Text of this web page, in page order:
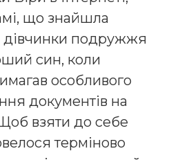
що знайшла
дівчинки подружжя
син, коли
особливого
документів на
взяти до себе
терміново